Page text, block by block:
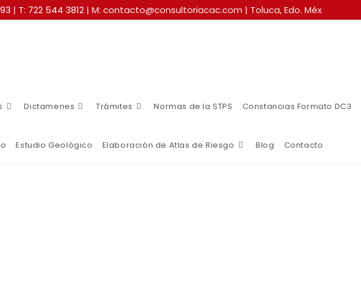
| T: 722 544 3812 | M: contacto@consultoriacac.com | Toluca, Edo. Méx
Dictamenes Trámites Normas de la STPS Constancias Formato DC3
Estudio Geológico Elaboración de Atlas de Riesgo Blog Contacto